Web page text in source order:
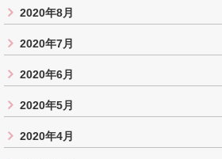
2020年8月
2020年7月
2020年6月
2020年5月
2020年4月